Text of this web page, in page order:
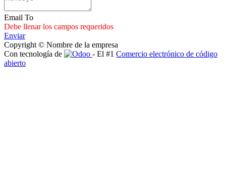
Email To
Debe llenar los campos requeridos
Enviar
Copyright © Nombre de la empresa
Con tecnología de
- El #1 Comercio electrónico de código
abierto